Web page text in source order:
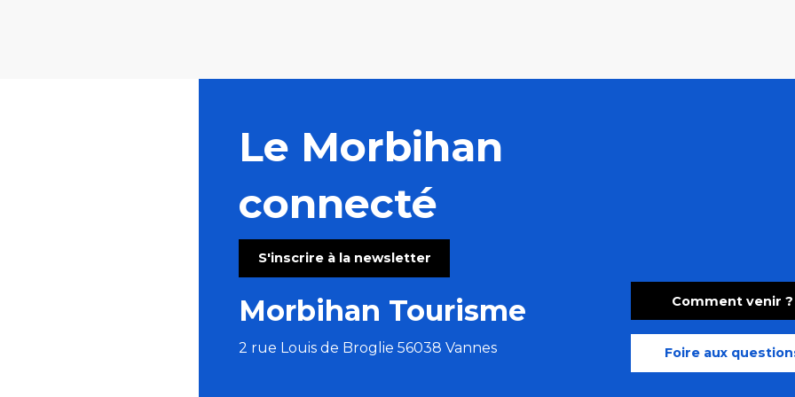
Le Morbihan
connecté
S'inscrire à la newsletter
Morbihan Tourisme
2 rue Louis de Broglie 56038 Vannes
Comment venir ?
Foire aux